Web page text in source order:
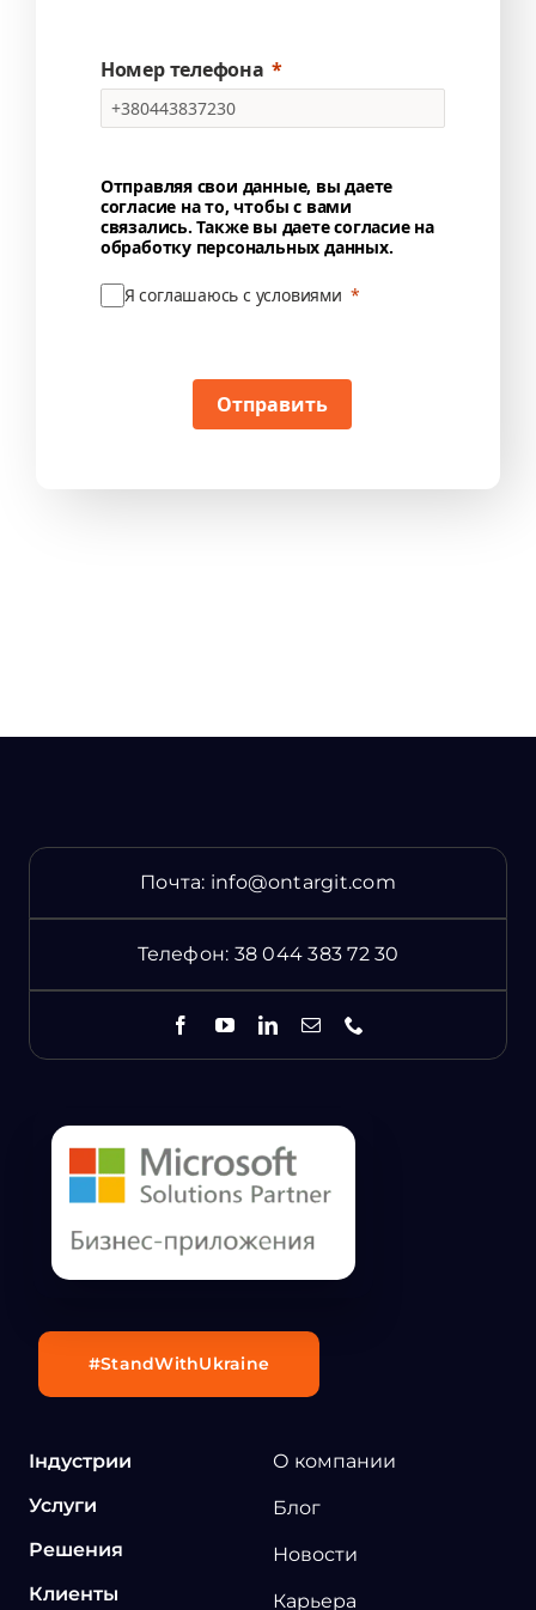
Номер телефона
Отправляя свои данные, вы даете
согласие на то, чтобы с вами
связались. Также вы даете согласие на
обработку персональных данных.
Я соглашаюсь с условиями
Отправить
Почта: info@ontargit.com
Телефон: 38 044 383 72 30
Індустрии
Услуги
Решения
Клиенты
О компании
Блог
Новости
Карьера
#StandWithUkraine